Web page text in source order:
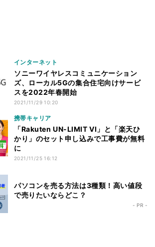
インターネット
ソニーワイヤレスコミュニケーション
ズ、ローカル5Gの集合住宅向けサービ
スを2022年春開始
2021/11/29 10:20
携帯キャリア
「Rakuten UN-LIMIT VI」と「楽天ひ
かり」のセット申し込みで工事費が無料
に
2021/11/25 16:12
パソコンを売る方法は3種類！高い値段
で売りたいならどこ？
- PR -